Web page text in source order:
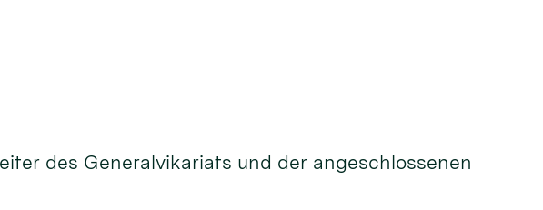
des Generalvikariats und der angeschlossenen